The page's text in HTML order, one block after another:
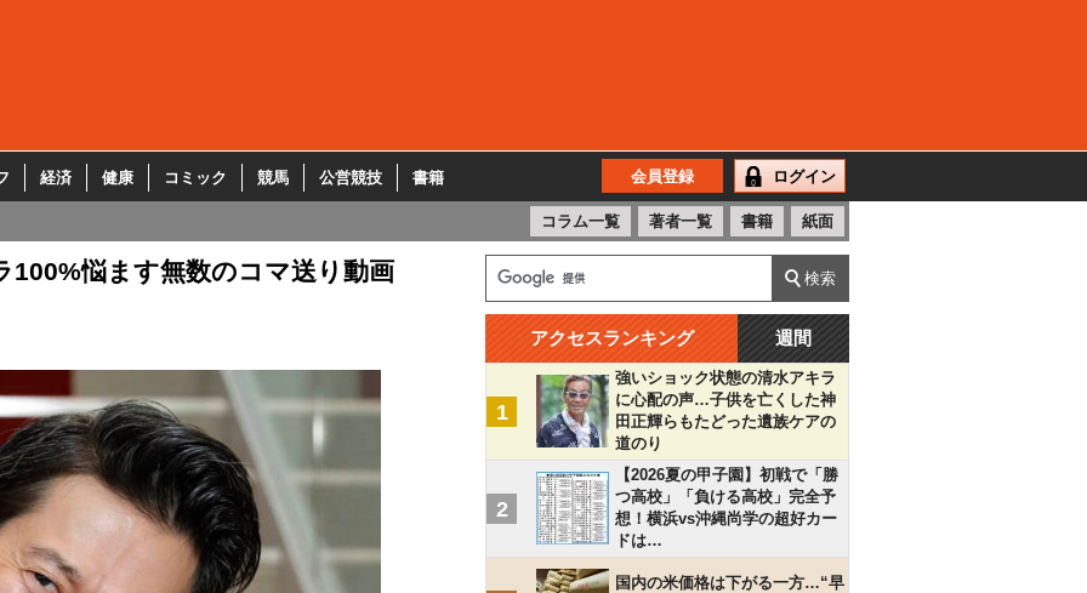
経済 健康 コミック 競馬 公営競技 書籍 会員登録 ログイン
コラム一覧 著者一覧 書籍 紙面
100%悩ます無数のコマ送り動画
アクセスランキング 週間
1
強いショック状態の清水アキラ
に心配の声…子供を亡くした神
田正輝らもたどった遺族ケアの
道のり
2
【2026夏の甲子園】初戦で「勝
つ高校」「負ける高校」完全予
想！横浜vs沖縄尚学の超好カー
ドは…
国内の米価格は下がる一方…“早